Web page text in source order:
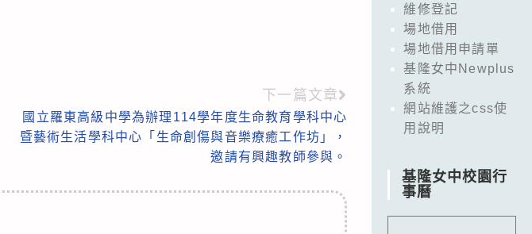
下一篇文章
國立羅東高級中學為辦理114學年度生命教育學科中心
暨藝術生活學科中心「生命創傷與音樂療癒工作坊」，
邀請有興趣教師參與。
維修登記
場地借用
場地借用申請單
基隆女中Newplus
系統
網站維護之css使
用說明
基隆女中校園行
事曆